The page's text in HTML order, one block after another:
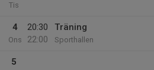
Tis
4
Ons
20:30
22:00
Träning
Sporthallen
5